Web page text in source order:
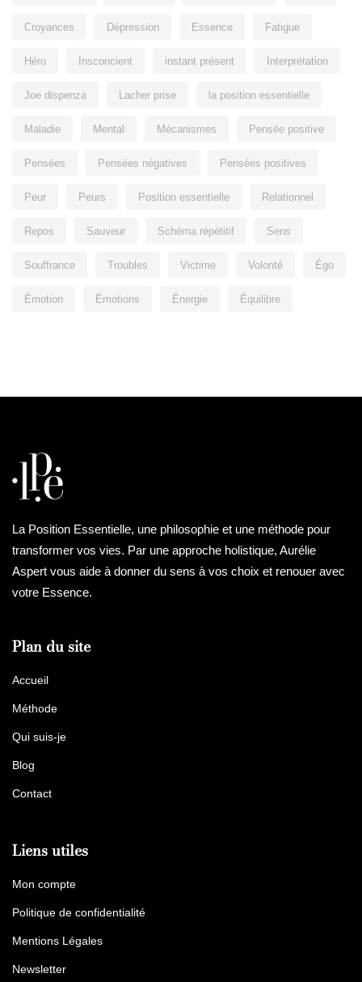
Croyances Dépression Essence Fatigue
Héro Insconcient instant présent Interprétation
Joe dispenza Lacher prise la position essentielle
Maladie Mental Mécanismes Pensée positive
Pensées Pensées négatives Pensées positives
Peur Peurs Position essentielle Relationnel
Repos Sauveur Schéma répétitif Sens
Souffrance Troubles Victime Volonté Égo
Émotion Émotions Énergie Équilibre
La Position Essentielle, une philosophie et une méthode pour
transformer vos vies. Par une approche holistique, Aurélie
Aspert vous aide à donner du sens à vos choix et renouer avec
votre Essence.
Plan du site
Accueil
Méthode
Qui suis-je
Blog
Contact
Liens utiles
Mon compte
Politique de confidentialité
Mentions Légales
Newsletter